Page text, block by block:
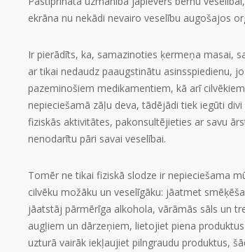
ekrāna nu nekādi nevairo veselību augošajos
Ir pierādīts, ka, samazinoties ķermeņa masai,
ar tikai nedaudz paaugstinātu asinsspiedienu,
pazeminošiem medikamentiem, kā arī
nepieciešamā zāļu deva, tādējādi tiek iegūti
fiziskās aktivitātes, pakonsultējieties ar savu
nenodarītu pāri savai veselībai.
Tomēr ne tikai fiziskā slodze ir nepieciešama
cilvēku možāku un veselīgāku: jāatmet
jāatstāj pārmērīga alkohola, vārāmās sāls un
augļiem un dārzeņiem, lietojiet piena
uzturā vairāk iekļaujiet pilngraudu produktus,